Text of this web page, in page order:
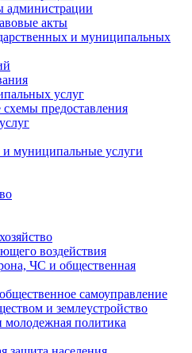
администрации
акты
и муниципальных
услуг
схемы предоставления
и муниципальные услуги
воздействия
ЧС и общественная
самоуправление
и землеустройство
молодежная политика